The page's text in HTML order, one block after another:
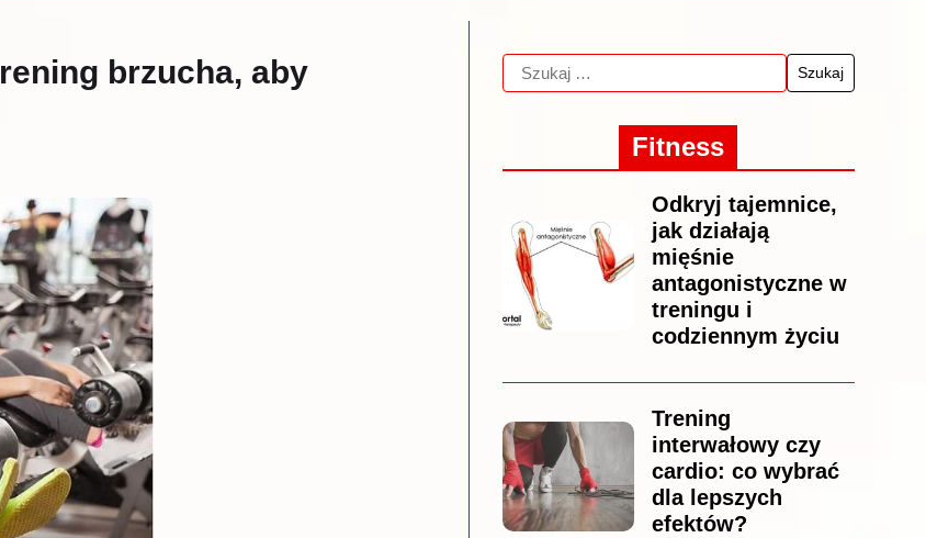
brzucha, aby
Fitness
Odkryj tajemnice,
jak działają
mięśnie
antagonistyczne w
treningu i
codziennym życiu
Trening
interwałowy czy
cardio: co wybrać
dla lepszych
efektów?